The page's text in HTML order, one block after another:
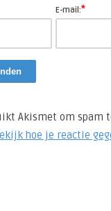
E-mail:*
Akismet om spam
hoe je reactie